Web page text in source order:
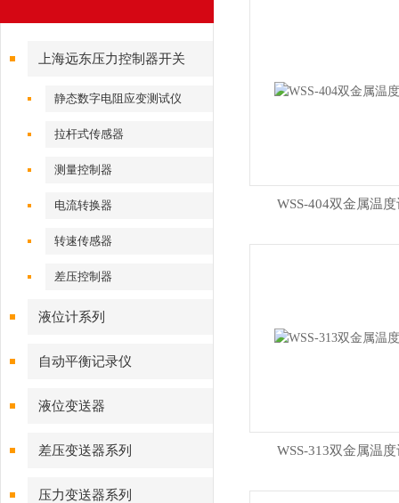
上海远东压力控制器开关
静态数字电阻应变测试仪
拉杆式传感器
测量控制器
电流转换器
转速传感器
差压控制器
液位计系列
自动平衡记录仪
液位变送器
差压变送器系列
压力变送器系列
WSS-404双金属温度
WSS-313双金属温度